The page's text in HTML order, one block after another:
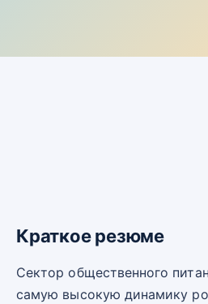
Краткое резюме
Сектор общественного
самую высокую динамику